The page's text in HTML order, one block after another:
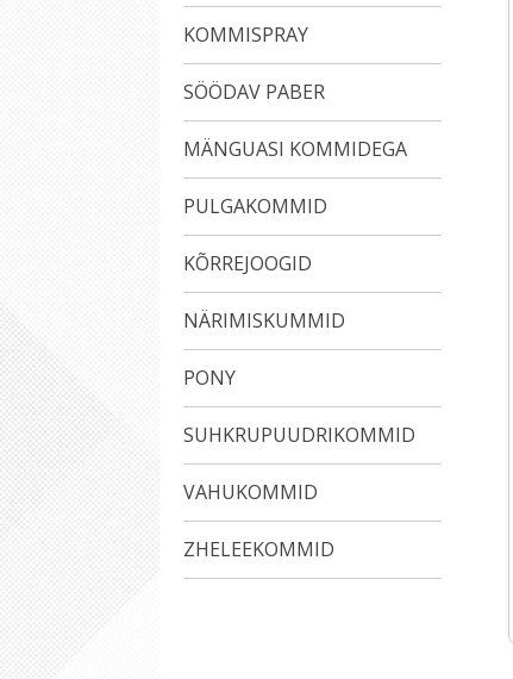
KOMMISPRAY
SÖÖDAV PABER
MÄNGUASI KOMMIDEGA
PULGAKOMMID
KÕRREJOOGID
NÄRIMISKUMMID
PONY
SUHKRUPUUDRIKOMMID
VAHUKOMMID
ZHELEEKOMMID